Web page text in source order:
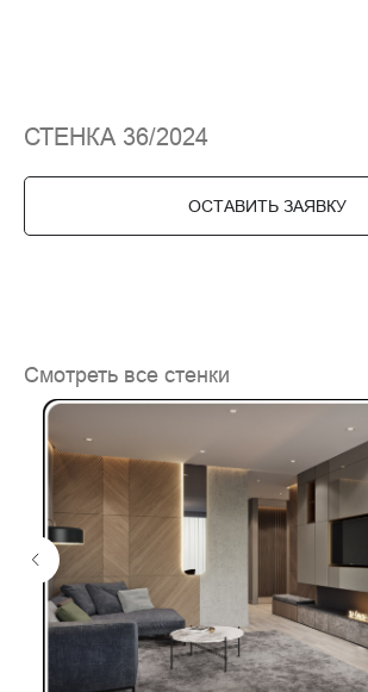
СТЕНКА 36/2024
ОСТАВИТЬ ЗАЯВКУ
Смотреть все стенки